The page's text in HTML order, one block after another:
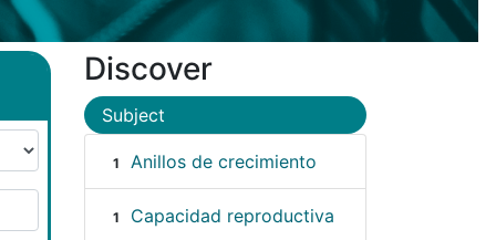
Discover
Subject
1 Anillos de crecimiento
1 Capacidad reproductiva